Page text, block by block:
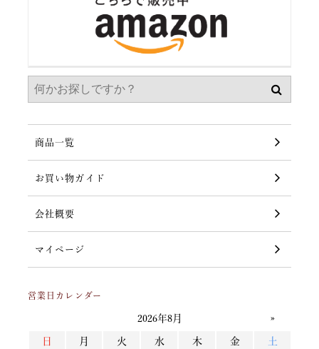
商品一覧
お買い物ガイド
会社概要
マイページ
営業日カレンダー